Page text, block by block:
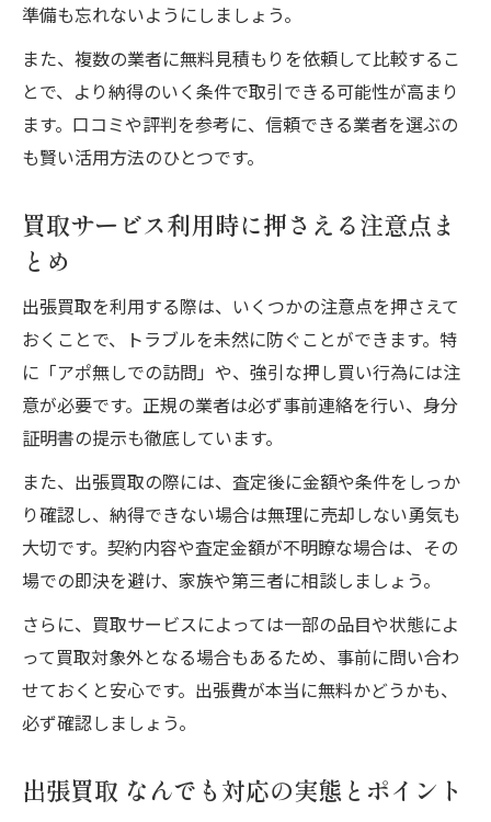
準備も忘れないようにしましょう。
また、複数の業者に無料見積もりを依頼して比較するこ
とで、より納得のいく条件で取引できる可能性が高まり
ます。口コミや評判を参考に、信頼できる業者を選ぶの
も賢い活用方法のひとつです。
買取サービス利用時に押さえる注意点ま
とめ
出張買取を利用する際は、いくつかの注意点を押さえて
おくことで、トラブルを未然に防ぐことができます。特
に「アポ無しでの訪問」や、強引な押し買い行為には注
意が必要です。正規の業者は必ず事前連絡を行い、身分
証明書の提示も徹底しています。
また、出張買取の際には、査定後に金額や条件をしっか
り確認し、納得できない場合は無理に売却しない勇気も
大切です。契約内容や査定金額が不明瞭な場合は、その
場での即決を避け、家族や第三者に相談しましょう。
さらに、買取サービスによっては一部の品目や状態によ
って買取対象外となる場合もあるため、事前に問い合わ
せておくと安心です。出張費が本当に無料かどうかも、
必ず確認しましょう。
出張買取 なんでも対応の実態とポイント